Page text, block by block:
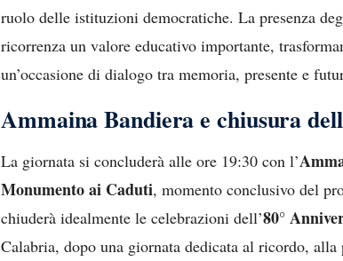
ruolo delle istituzioni democratiche. La presenza
ricorrenza un valore educativo importante,
un’occasione di dialogo tra memoria, presente e
Ammaina Bandiera e chiusura
La giornata si concluderà alle ore 19:30 con l’
Monumento ai Caduti, momento conclusivo del
chiuderà idealmente le celebrazioni dell’80°
Calabria, dopo una giornata dedicata al ricordo, alla